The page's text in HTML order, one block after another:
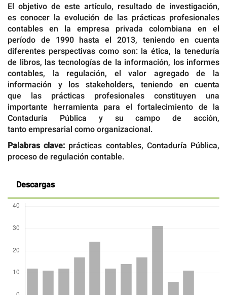
El objetivo de este artículo, resultado de investigación,
es conocer la evolución de las prácticas profesionales
contables en la empresa privada colombiana en el
período de 1990 hasta el 2013, teniendo en cuenta
diferentes perspectivas como son: la ética, la teneduría
de libros, las tecnologías de la información, los informes
contables, la regulación, el valor agregado de la
información y los stakeholders, teniendo en cuenta
que las prácticas profesionales constituyen una
importante herramienta para el fortalecimiento de la
Contaduría Pública y su campo de acción,
tanto empresarial como organizacional.
Palabras clave: prácticas contables, Contaduría Pública,
proceso de regulación contable.
Descargas